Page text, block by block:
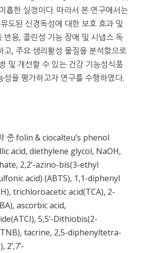
흡한 실정이다. 따라서 본 연구에서는
도된 신경독성에 대한 보호 효과 및
반응, 콜린성 기능 장애 및 시냅스 독
고, 주요 생리활성 물질을 분석함으로
및 개선할 수 있는 건강 기능성식품
성을 평가하고자 연구를 수행하였다.
중 folin & ciocalteu’s phenol
acid, diethylene glycol, NaOH,
2,2’-azino-bis(3-ethyl
acid) (ABTS), 1,1-diphenyl
trichloroacetic acid(TCA), 2-
ascorbic acid,
5,5’-Dithiobis(2-
tacrine, 2,5-diphenyltetra-